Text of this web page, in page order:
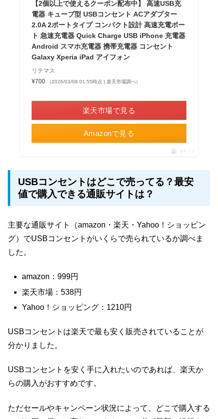
【2個以上で使えるクーポン配布中】 高速USB充
電器 キューブ型 USBコンセント ACアダプター
2.0A 2ポートタイプ コンパクト設計 高速充電ポー
ト 急速充電器 Quick Charge USB iPhone 充電器
Android スマホ充電器 携帯充電器 コンセント
Galaxy Xperia iPad アイフォン
リテマス
¥700
（2026/03/08 01:55時点 | 楽天市場調べ）
Amazonで見る
楽天市場で見る
ポチップ
USBコンセントはどこで売ってる？最安
値で購入できる通販サイトは？
主要な通販サイト（amazon・楽天・Yahoo！ショッピン
グ）でUSBコンセントがいくらで売られているか調べま
した。
amazon：999円
楽天市場：538円
Yahoo！ショッピング：1210円
USBコンセントは楽天で最も安く販売されていることが
分かりました。
USBコンセントを安く手に入れたいのであれば、楽天か
らの購入がおすすめです。
ただセールやキャンペーン状況によって、どこで購入する